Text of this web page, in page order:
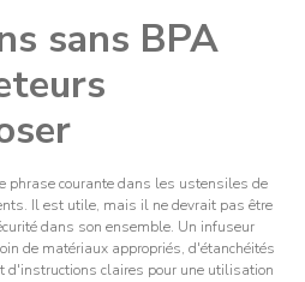
sans BPA
phrase courante dans les ustensiles de
Il est utile, mais il ne devrait pas être
dans son ensemble. Un infuseur
de matériaux appropriés, d'étanchéités
d'instructions claires pour une utilisation